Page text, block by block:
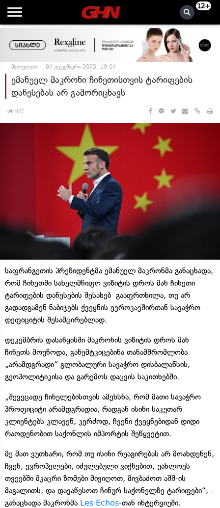
12+
მსოფლიო 07 დეკემბერი 2025, 19:07
ემანუელ მაკრონი ჩინეთისთვის ტარიფების
დაწესებას არ გამორიცხავს
937
საფრანგეთის პრეზიდენტმა ემანუელ მაკრონმა განაცხადა,
რომ ჩინეთში სახელმწიფო ვიზიტის დროს მან ჩინეთი
ტარიფების დაწესების შესახებ გააფრთხილა, თუ არ
გადადგამენ ნაბიჯებს ქვეყნის ევროკავშირთან სავაჭრო
დეფიციტის შესამცირებლად.
დეკემბრის დასაწყისში მაკრონის ვიზიტის დროს მან
ჩინეთს მოუწოდა, განემტკიცებინა თანამშრომლობა
„არამდგრადი“ გლობალური სავაჭრო დისბალანსის,
გეოპოლიტიკისა და გარემოს დაცვის საკითხებში.
„შევეცადე ჩინელებისთვის ამეხსნა, რომ მათი სავაჭრო
პროფიციტი არამდგრადია, რადგან ისინი საკუთარ
კლიენტებს კლავენ, კერძოდ, ჩვენი ქვეყნებიდან დიდი
რაოდენობით საქონლის იმპორტის შეწყვეტით.
მე მათ ვუთხარი, რომ თუ ისინი რეაგირებას არ მოახდენენ,
ჩვენ, ევროპელები, იძულებული ვიქნებით, უახლოეს
თვეებში მკაცრი ზომები მივიღოთ, მივბაძოთ აშშ-ის
მაგალითს, და დავაწესოთ ჩინურ საქონელზე ტარიფები“, -
განაცხადა მაკრონმა Les Echos-თან ინტერვიუში.